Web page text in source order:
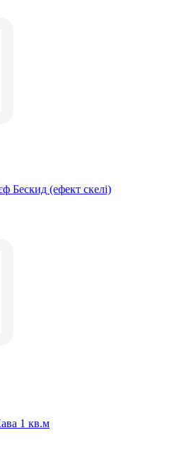
Бескид (ефект скелі)
1 кв.м